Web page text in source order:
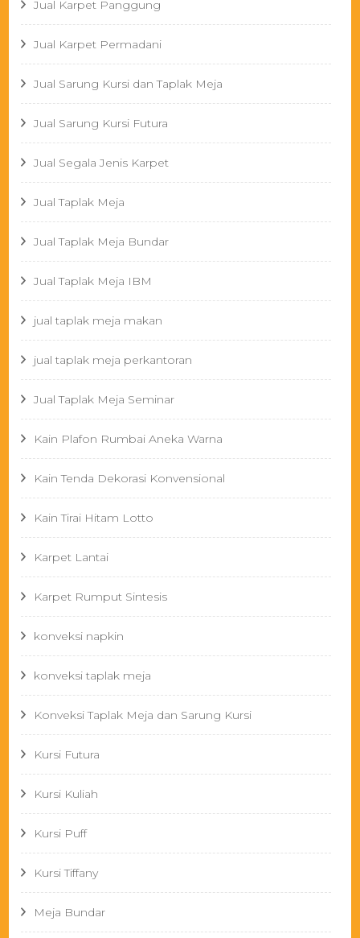
Jual Karpet Panggung
Jual Karpet Permadani
Jual Sarung Kursi dan Taplak Meja
Jual Sarung Kursi Futura
Jual Segala Jenis Karpet
Jual Taplak Meja
Jual Taplak Meja Bundar
Jual Taplak Meja IBM
jual taplak meja makan
jual taplak meja perkantoran
Jual Taplak Meja Seminar
Kain Plafon Rumbai Aneka Warna
Kain Tenda Dekorasi Konvensional
Kain Tirai Hitam Lotto
Karpet Lantai
Karpet Rumput Sintesis
konveksi napkin
konveksi taplak meja
Konveksi Taplak Meja dan Sarung Kursi
Kursi Futura
Kursi Kuliah
Kursi Puff
Kursi Tiffany
Meja Bundar